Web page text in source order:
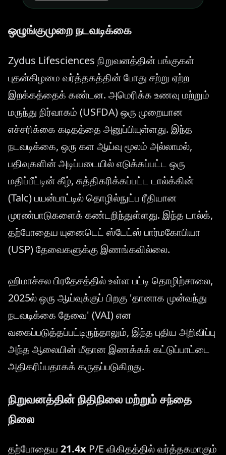
ஒழுங்குமுறை நடவடிக்கை
Zydus Lifesciences நிறுவனத்தின் பங்குகள்
புதன்கிழமை வர்த்தகத்தின் போது சற்று ஏற்ற
இறக்கத்தைக் கண்டன. அமெரிக்க உணவு மற்றும்
மருந்து நிர்வாகம் (USFDA) ஒரு முறையான
எச்சரிக்கை கடிதத்தை அனுப்பியுள்ளது. இந்த
நடவடிக்கை, ஒரு கள ஆய்வு மூலம் அல்லாமல்,
பதிவுகளின் அடிப்படையில் எடுக்கப்பட்ட ஒரு
மதிப்பீட்டின் கீழ், சுத்திகரிக்கப்பட்ட டால்க்கின்
(Talc) பயன்பாட்டில் தொழில்நுட்ப ரீதியான
முரண்பாடுகளைக் கண்டறிந்துள்ளது. இந்த டால்க்,
தற்போதைய யுனைடெட் ஸ்டேட்ஸ் பார்மகோபியா
(USP) தேவைகளுக்கு இணங்கவில்லை.
ஹிமாச்சல பிரதேசத்தில் உள்ள பட்டி தொழிற்சாலை,
2025ல் ஒரு ஆய்வுக்குப் பிறகு 'தானாக முன்வந்து
நடவடிக்கை தேவை' (VAI) என
வகைப்படுத்தப்பட்டிருந்தாலும், இந்த புதிய அறிவிப்பு
அந்த ஆலையின் மீதான இணக்கக் கட்டுப்பாட்டை
அதிகரிப்பதாகக் கருதப்படுகிறது.
நிறுவனத்தின் நிதிநிலை மற்றும் சந்தை
நிலை
தற்போதைய 21.4x P/E விகிதத்தில் வர்த்தகமாகும்